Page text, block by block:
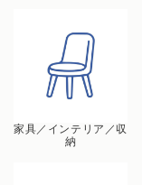
家具／インテリア／収
納